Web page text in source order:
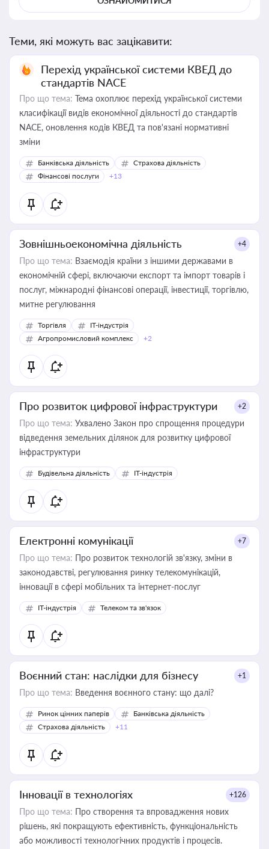
Теми, які можуть вас зацікавити:
Перехід української системи КВЕД до
стандартів NACE
Про що тема: Тема охоплює перехід української системи
класифікації видів економічної діяльності до стандартів
NACE, оновлення кодів КВЕД та пов'язані нормативні
зміни
Банківська діяльність
Страхова діяльність
Фінансові послуги
+13
Зовнішньоекономічна діяльність +4
Про що тема: Взаємодія країни з іншими державами в
економічній сфері, включаючи експорт та імпорт товарів і
послуг, міжнародні фінансові операції, інвестиції, торгівлю,
митне регулювання
Торгівля
IT-індустрія
Агропромисловий комплекс
+2
Про розвиток цифрової інфраструктури +2
Про що тема: Ухвалено Закон про спрощення процедури
відведення земельних ділянок для розвитку цифрової
інфраструктури
Будівельна діяльність IT-індустрія
Електронні комунікації +7
Про що тема: Про розвиток технологій зв'язку, зміни в
законодавстві, регулювання ринку телекомунікацій,
інновації в сфері мобільних та інтернет-послуг
IT-індустрія Телеком та зв'язок
Воєнний стан: наслідки для бізнесу +1
Про що тема: Введення воєнного стану: що далі?
Ринок цінних паперів
Банківська діяльність
Страхова діяльність
+11
Інновації в технологіях +126
Про що тема: Про створення та впровадження нових
рішень, які покращують ефективність, функціональність
або можливості технологічних продуктів і процесів.